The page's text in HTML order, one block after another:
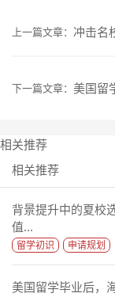
上一篇文章： 冲击名
下一篇文章： 美国留
相关推荐
相关推荐
背景提升中的夏校
值...
留学初识 申请规划
美国留学毕业后，